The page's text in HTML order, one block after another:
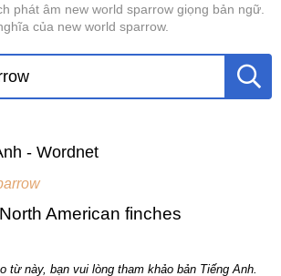
phát âm new world sparrow giọng bản ngữ.
của new world sparrow.
- Wordnet
American finches
từ này, bạn vui lòng tham khảo bản Tiếng Anh.